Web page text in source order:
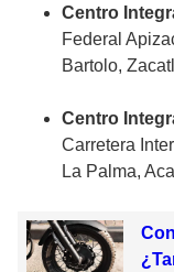
Centro
Federal
Bartolo,
Centro
Carretera
La Palma,